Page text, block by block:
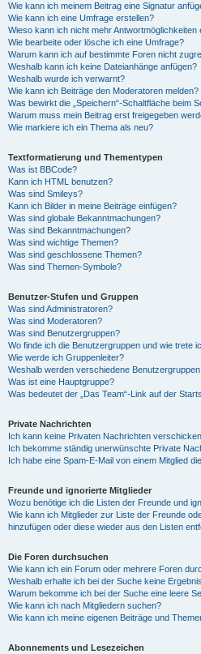
Wie kann ich meinem Beitrag eine Signatur
Wie kann ich eine Umfrage erstellen?
Wieso kann ich nicht mehr Antwortmöglichkeiten
Wie bearbeite oder lösche ich eine Umfrage?
Warum kann ich auf bestimmte Foren nicht
Weshalb kann ich keine Dateianhänge anfügen?
Weshalb wurde ich verwarnt?
Wie kann ich Beiträge den Moderatoren melden?
Was bewirkt die „Speichern“-Schaltfläche beim
Warum muss mein Beitrag erst freigegeben
Wie markiere ich ein Thema als neu?
Textformatierung und Thementypen
Was ist BBCode?
Kann ich HTML benutzen?
Was sind Smileys?
Kann ich Bilder in meine Beiträge einfügen?
Was sind globale Bekanntmachungen?
Was sind Bekanntmachungen?
Was sind wichtige Themen?
Was sind geschlossene Themen?
Was sind Themen-Symbole?
Benutzer-Stufen und Gruppen
Was sind Administratoren?
Was sind Moderatoren?
Was sind Benutzergruppen?
Wo finde ich die Benutzergruppen und wie trete
Wie werde ich Gruppenleiter?
Weshalb werden verschiedene
Was ist eine Hauptgruppe?
Was bedeutet der „Das Team“-Link auf der
Private Nachrichten
Ich kann keine Privaten Nachrichten
Ich bekomme ständig unerwünschte Private
Ich habe eine Spam-E-Mail von einem Mitglied
Freunde und ignorierte Mitglieder
Wozu benötige ich die Listen der Freunde und
Wie kann ich Mitglieder zur Liste der Freunde
hinzufügen oder diese wieder aus den Listen
Die Foren durchsuchen
Wie kann ich ein Forum oder mehrere Foren
Weshalb erhalte ich bei der Suche keine
Warum bekomme ich bei der Suche eine leere
Wie kann ich nach Mitgliedern suchen?
Wie kann ich meine eigenen Beiträge und
Abonnements und Lesezeichen